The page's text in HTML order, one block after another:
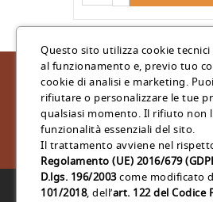
Iscriviti Alla
Questo sito utilizza cookie tecnici
al funzionamento e, previo tuo
cookie di analisi e marketing.
rifiutare o personalizzare le tue
qualsiasi momento. Il rifiuto non
funzionalità essenziali del sito.
Il trattamento avviene nel
Regolamento (UE) 2016/679
D.lgs. 196/2003come modificato
101/2018, dell’art. 122 del Codice